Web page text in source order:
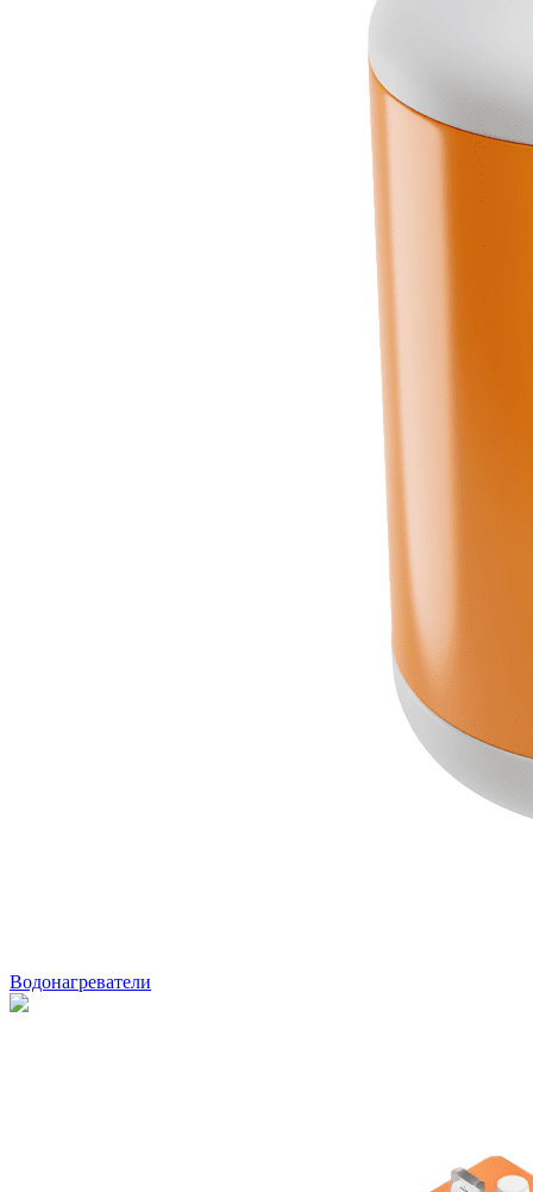
Водонагреватели